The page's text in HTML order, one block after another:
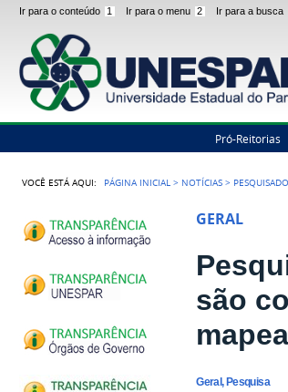
Ir para o conteúdo 1 Ir para o menu 2 Ir para a busca
Pró-Reitorias
VOCÊ ESTÁ AQUI: PÁGINA INICIAL > NOTÍCIAS >
GERAL
são
Geral, Pesquisa